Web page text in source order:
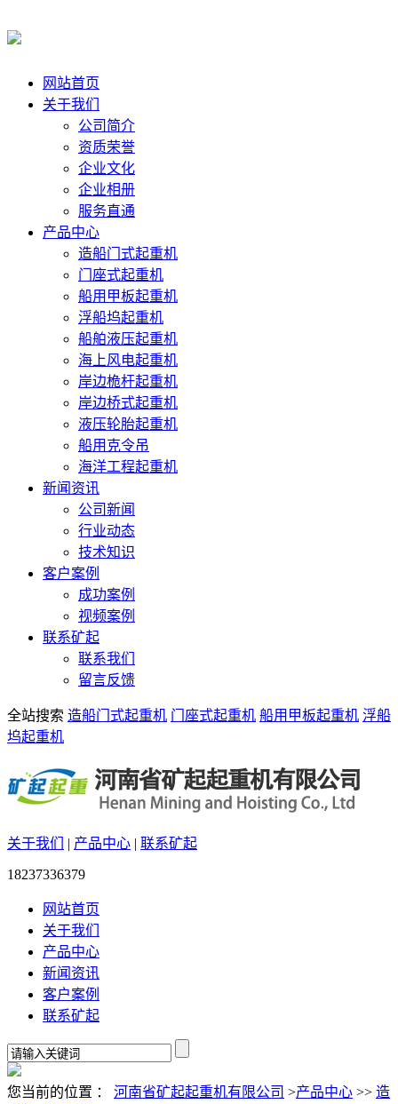
网站首页
关于我们
公司简介
资质荣誉
企业文化
企业相册
服务直通
产品中心
造船门式起重机
门座式起重机
船用甲板起重机
浮船坞起重机
船舶液压起重机
海上风电起重机
岸边桅杆起重机
岸边桥式起重机
液压轮胎起重机
船用克令吊
海洋工程起重机
新闻资讯
公司新闻
行业动态
技术知识
客户案例
成功案例
视频案例
联系矿起
联系我们
留言反馈
全站搜索 造船门式起重机 门座式起重机 船用甲板起重机 浮船
坞起重机
关于我们 | 产品中心 | 联系矿起
18237336379
网站首页
关于我们
产品中心
新闻资讯
客户案例
联系矿起
您当前的位置 ： 河南省矿起起重机有限公司 >产品中心 >> 造